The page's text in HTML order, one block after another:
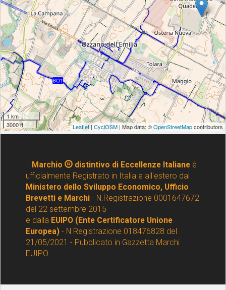
Marchio distintivo di Eccellenze Italianeè
ufficialmente Registrato in Italia e all'estero dal
Ministero dello Sviluppo Economico, Ufficio
Brevetti e Marchi - N.Registrazione 0001647672
del 22 settembre 2015
e dalla EUIPO (Ente Certificatore Unione
Europea) - N Registrazione 018476828 del
21/05/2021 - Pubblicato in Gazzetta Marchi
EUIPO.